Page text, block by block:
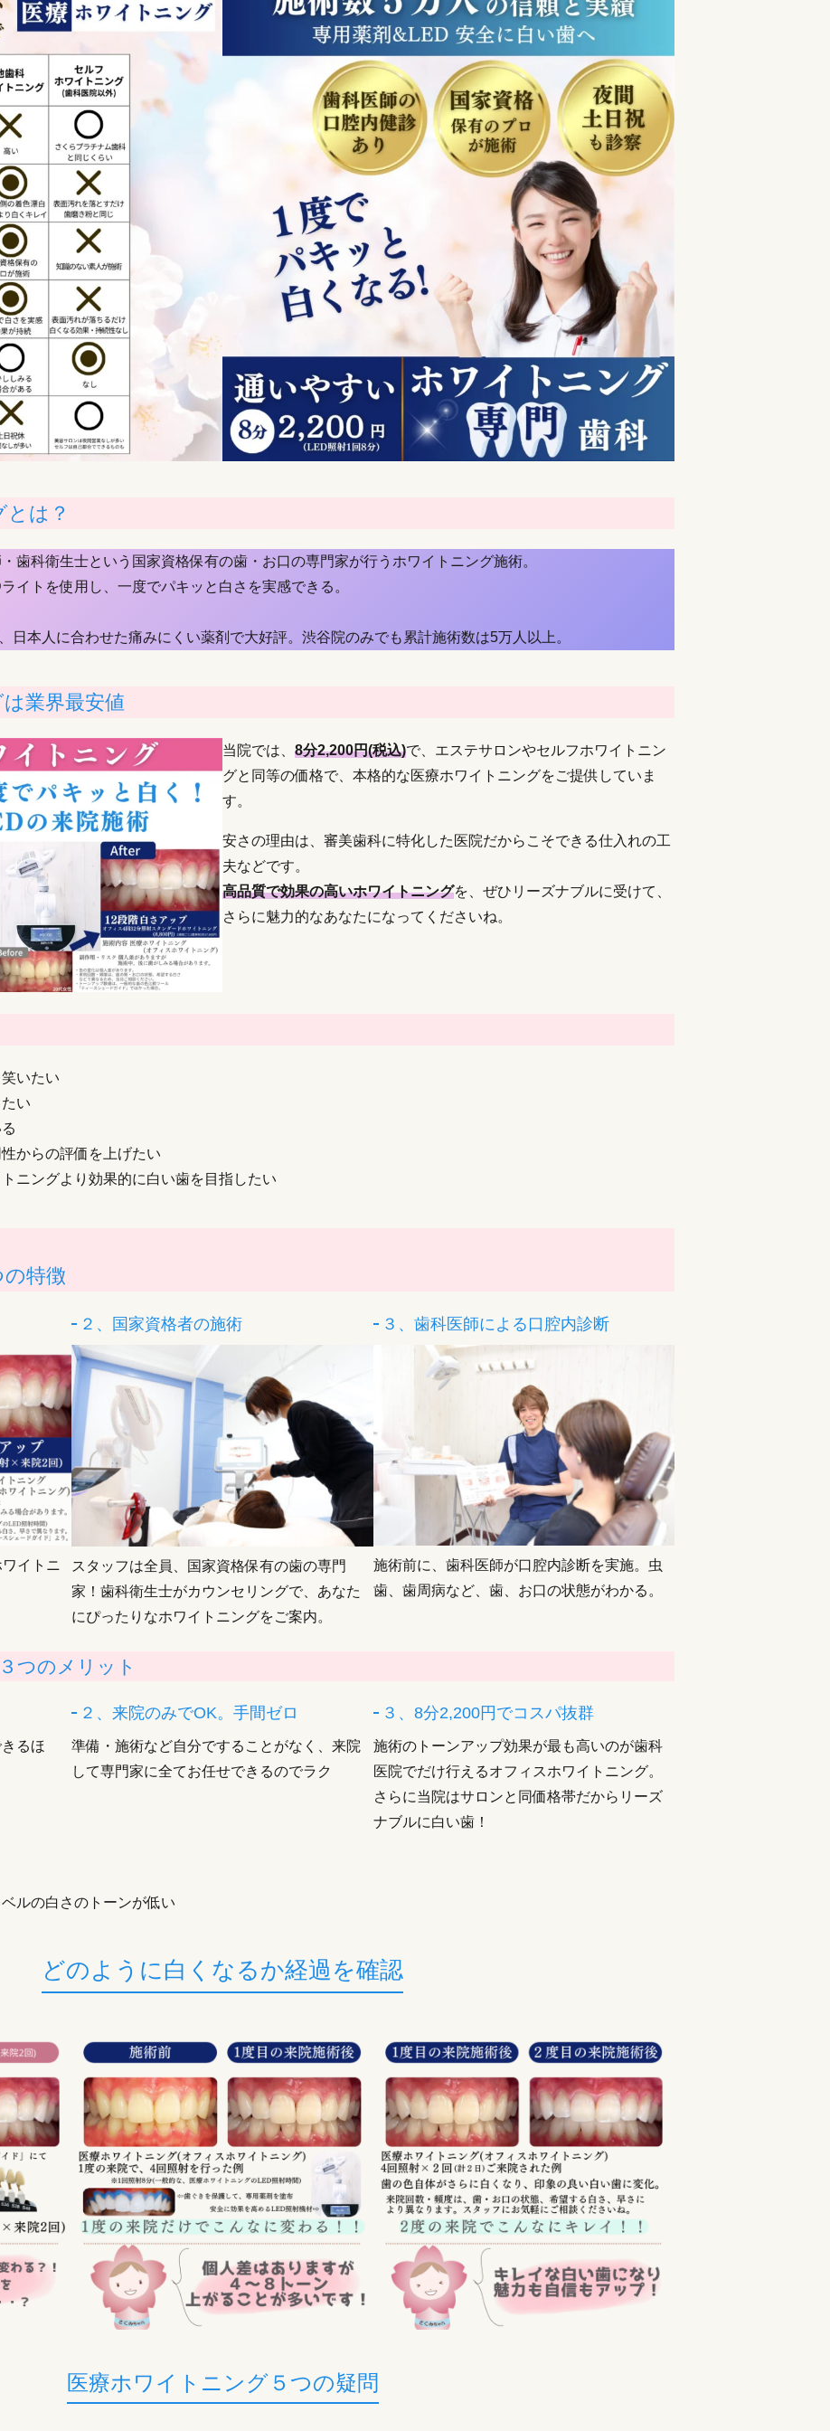
は？
歯科衛生士という国家資格保有の歯・お口の専門家が行うホワイトニング施術。
イトを使用し、一度でパキッと白さを実感できる。
日本人に合わせた痛みにくい薬剤で大好評。渋谷院のみでも累計施術数は5万人以上。
業界最安値
当院では、 8分2,200円(税込)で、エステサロンやセルフホワイトニン
グと同等の価格で、本格的な医療ホワイトニングをご提供していま
す。
安さの理由は、審美歯科に特化した医院だからこそできる仕入れの工
夫などです。
高品質で効果の高いホワイトニングを、ぜひリーズナブルに受けて、
さらに魅力的なあなたになってくださいね。
いたい
い
からの評価を上げたい
ニングより効果的に白い歯を目指したい
特徴
イトニ
２、国家資格者の施術
スタッフは全員、国家資格保有の歯の専門
家！歯科衛生士がカウンセリングで、あなた
にぴったりなホワイトニングをご案内。
３、歯科医師による口腔内診断
施術前に、歯科医師が口腔内診断を実施。虫
歯、歯周病など、歯、お口の状態がわかる。
つのメリット
るほ
２、来院のみでOK。手間ゼロ
準備・施術など自分ですることがなく、来院
して専門家に全てお任せできるのでラク
３、8分2,200円でコスパ抜群
施術のトーンアップ効果が最も高いのが歯科
医院でだけ行えるオフィスホワイトニング。
さらに当院はサロンと同価格帯だからリーズ
ナブルに白い歯！
ルの白さのトーンが低い
どのように白くなるか経過を確認
医療ホワイトニング５つの疑問